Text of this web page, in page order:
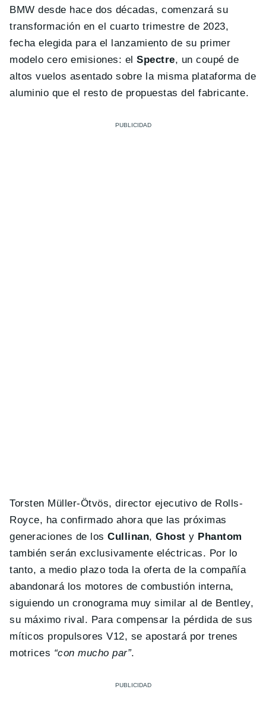
BMW desde hace dos décadas, comenzará su
transformación en el cuarto trimestre de 2023,
fecha elegida para el lanzamiento de su primer
modelo cero emisiones: elSpectre, un coupé de
altos vuelos asentado sobre la misma plataforma de
aluminio que el resto de propuestas del fabricante.
Torsten Müller-Ötvös, director ejecutivo de Rolls-
Royce, ha confirmado ahora que las próximas
generaciones de losCullinan,Ghost y Phantom
también serán exclusivamente eléctricas. Por lo
tanto, a medio plazo toda la oferta de la compañía
abandonará los motores de combustión interna,
siguiendo un cronograma muy similar al de Bentley,
su máximo rival. Para compensar la pérdida de sus
míticos propulsores V12, se apostará por trenes
motrices “con mucho par”.